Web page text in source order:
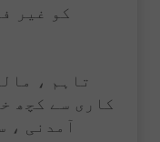
کو غیر
تاہم ،
کاری سے کچھ
آمدنی ،